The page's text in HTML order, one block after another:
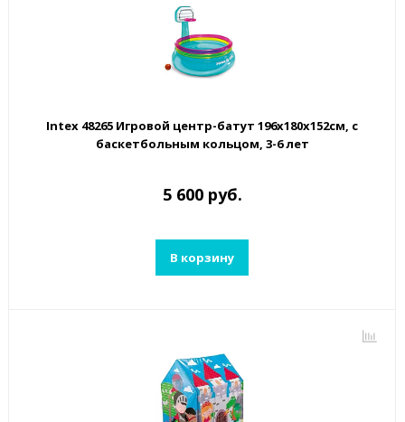
Intex 48265 Игровой центр-батут 196х180х152см, с
баскетбольным кольцом, 3-6 лет
5 600 руб.
В корзину